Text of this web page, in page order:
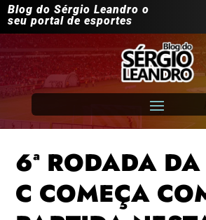
Blog do Sérgio Leandro o
seu portal de esportes
6ª RODADA DA
C COMEÇA